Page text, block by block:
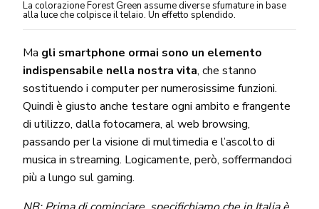
La colorazione Forest Green assume diverse sfumature in base
alla luce che colpisce il telaio. Un effetto splendido.
Ma gli smartphone ormai sono un elemento
indispensabile nella nostra vita, che stanno
sostituendo i computer per numerosissime funzioni.
Quindi è giusto anche testare ogni ambito e frangente
di utilizzo, dalla fotocamera, al web browsing,
passando per la visione di multimedia e l’ascolto di
musica in streaming. Logicamente, però, soffermandoci
più a lungo sul gaming.